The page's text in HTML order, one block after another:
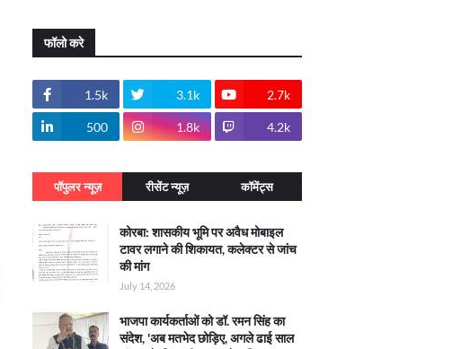
फॉलो करे
1.5k 3.1k 2.7k
500 1.8k 4.2k
पॉपुलर न्यूज़ रीसेंट न्यूज़ कॉमेंट्स
कोरबा: शासकीय भूमि पर अवैध मोबाइल
टावर लगाने की शिकायत, कलेक्टर से जांच
की मांग
July 14, 2026
भाजपा कार्यकर्ताओं को डॉ. रमन सिंह का
संदेश, 'अब मतभेद छोड़िए, अगले ढाई साल